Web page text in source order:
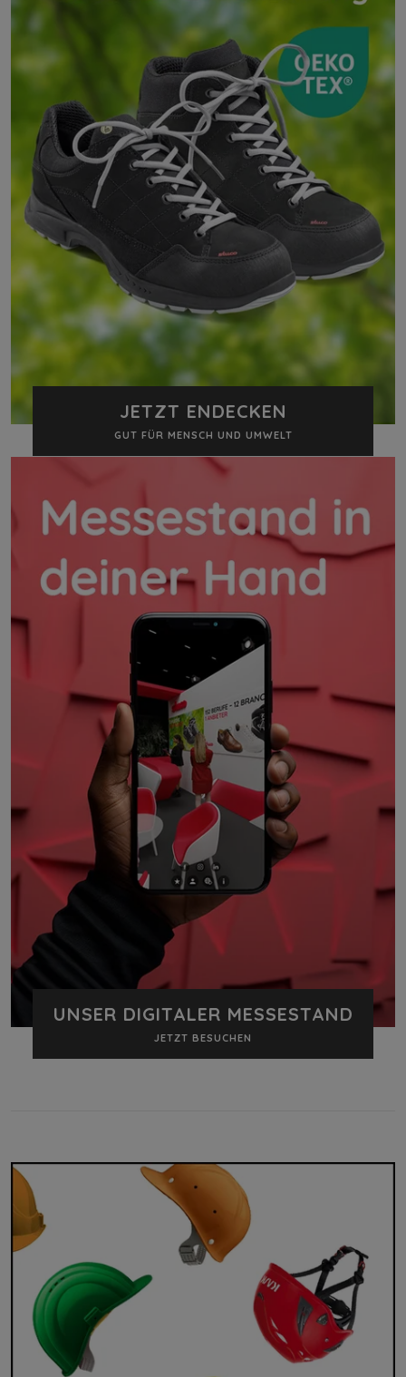
JETZT ENDECKEN
GUT FÜR MENSCH UND UMWELT
UNSER DIGITALER MESSESTAND
JETZT BESUCHEN